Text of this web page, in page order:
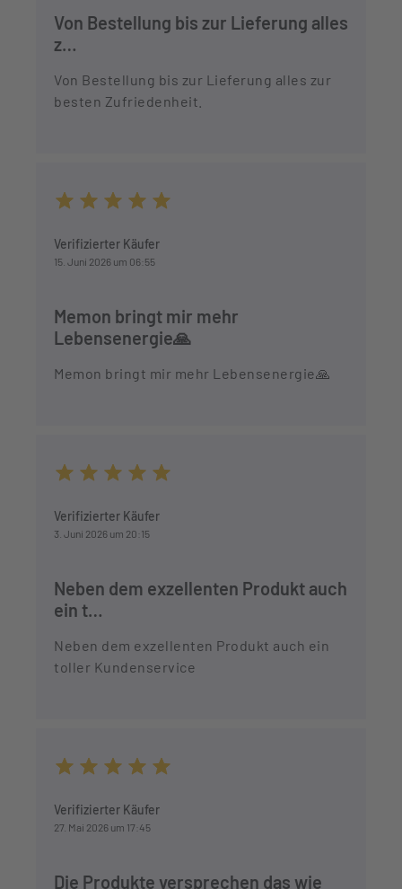
Von Bestellung bis zur Lieferung alles
z…
Von Bestellung bis zur Lieferung alles zur
besten Zufriedenheit.
Verifizierter Käufer
15. Juni 2026 um 06:55
Memon bringt mir mehr
Lebensenergie🙏
Memon bringt mir mehr Lebensenergie🙏
Verifizierter Käufer
3. Juni 2026 um 20:15
Neben dem exzellenten Produkt auch
ein t…
Neben dem exzellenten Produkt auch ein
toller Kundenservice
Verifizierter Käufer
27. Mai 2026 um 17:45
Die Produkte versprechen das wie